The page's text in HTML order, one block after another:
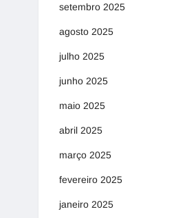
setembro 2025
agosto 2025
julho 2025
junho 2025
maio 2025
abril 2025
março 2025
fevereiro 2025
janeiro 2025